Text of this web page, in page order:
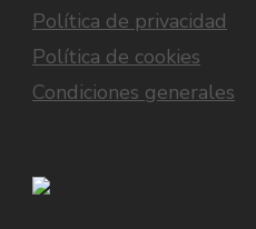
Política de privacidad
Política de cookies
Condiciones generales